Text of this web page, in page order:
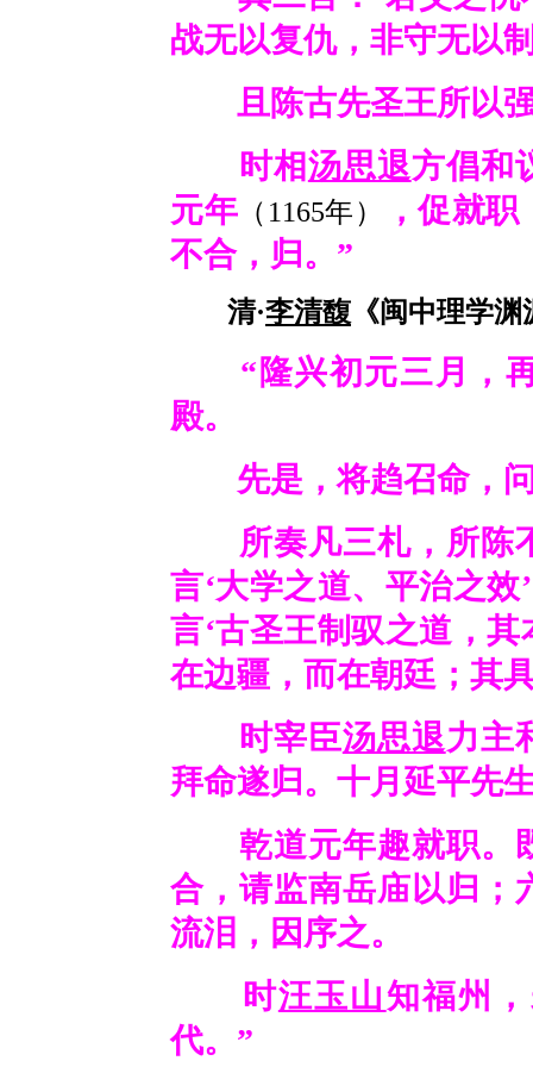
战无以复仇，非守无以
且陈古先圣王所以强
时相汤思退方倡和
元年 （1165年）
，促就
不合，归。”
清·李清馥 《闽中理学渊
“隆兴初元三月，再
殿。
先是，将趋召命，问
所奏凡三札，所陈
言‘大学之道、平治之效
言‘古圣王制驭之道，
在边疆，而在朝廷；其
时宰臣汤思退力主
拜命遂归。十月延平先
乾道元年趣就职。
合，请监南岳庙以归；
流泪，因序之。
时汪玉山知福州
代。”